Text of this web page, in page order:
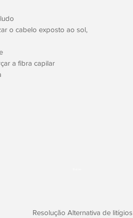
o cabelo exposto ao sol,
a fibra capilar
Resolução Alternativa de litígios